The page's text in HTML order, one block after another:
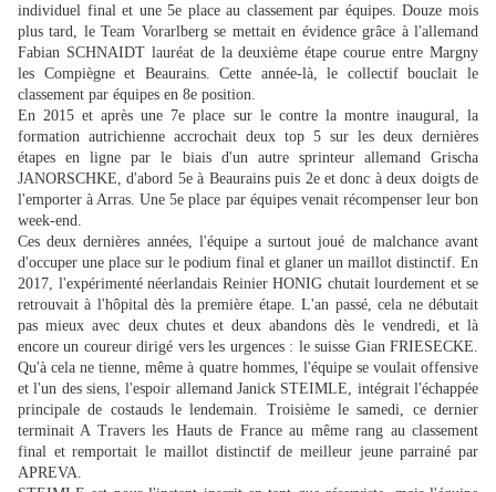
individuel final et une 5e place au classement par équipes. Douze mois
plus tard, le Team Vorarlberg se mettait en évidence grâce à l'allemand
Fabian SCHNAIDT lauréat de la deuxième étape courue entre Margny
les Compiègne et Beaurains. Cette année-là, le collectif bouclait le
classement par équipes en 8e position.
En 2015 et après une 7e place sur le contre la montre inaugural, la
formation autrichienne accrochait deux top 5 sur les deux dernières
étapes en ligne par le biais d'un autre sprinteur allemand Grischa
JANORSCHKE, d'abord 5e à Beaurains puis 2e et donc à deux doigts de
l'emporter à Arras. Une 5e place par équipes venait récompenser leur bon
week-end.
Ces deux dernières années, l'équipe a surtout joué de malchance avant
d'occuper une place sur le podium final et glaner un maillot distinctif. En
2017, l'expérimenté néerlandais Reinier HONIG chutait lourdement et se
retrouvait à l'hôpital dès la première étape. L'an passé, cela ne débutait
pas mieux avec deux chutes et deux abandons dès le vendredi, et là
encore un coureur dirigé vers les urgences : le suisse Gian FRIESECKE.
Qu'à cela ne tienne, même à quatre hommes, l'équipe se voulait offensive
et l'un des siens, l'espoir allemand Janick STEIMLE, intégrait l'échappée
principale de costauds le lendemain. Troisième le samedi, ce dernier
terminait A Travers les Hauts de France au même rang au classement
final et remportait le maillot distinctif de meilleur jeune parrainé par
APREVA.